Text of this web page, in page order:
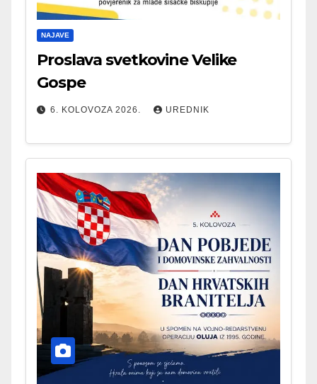
NAJAVE
Proslava svetkovine Velike
Gospe
6. KOLOVOZA 2026. UREDNIK